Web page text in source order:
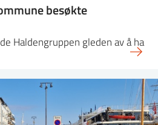
besøkte
Haldengruppen gleden av å ha